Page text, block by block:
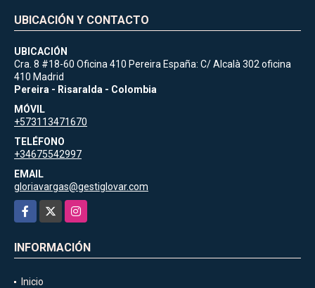
UBICACIÓN Y CONTACTO
UBICACIÓN
Cra. 8 #18-60 Oficina 410 Pereira España: C/ Alcalà 302 oficina
410 Madrid
Pereira - Risaralda - Colombia
MÓVIL
+573113471670
TELÉFONO
+34675542997
EMAIL
gloriavargas@gestiglovar.com
Facebook
Instagram
INFORMACIÓN
Inicio